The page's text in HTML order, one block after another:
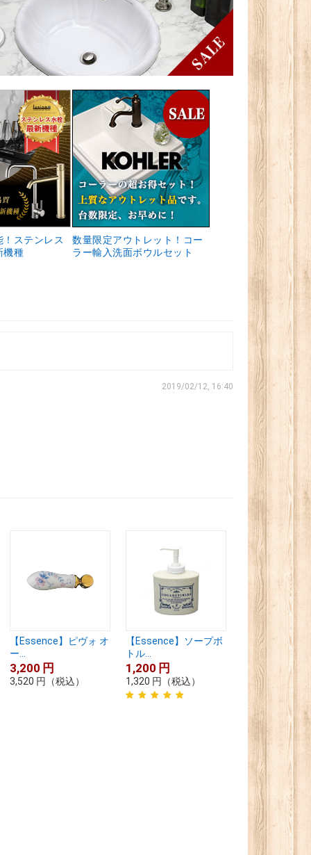
ステンレス
機種
数量限定アウトレット！コー
ラー輸入洗面ボウルセット
2019/02/12, 16:40
【Essence】ピヴォ オ
ー...
3,200 円
3,520 円 （税込）
【Essence】ソープボ
トル...
1,200 円
1,320 円 （税込）